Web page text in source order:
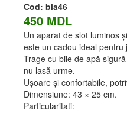
Cod: bla46
450 MDL
Un aparat de slot luminos
este un cadou ideal
Trage cu bile de apă
nu lasă urme.
Ușoare și confortabile,
Dimensiune: 43 × 25 cm.
Particularitati: